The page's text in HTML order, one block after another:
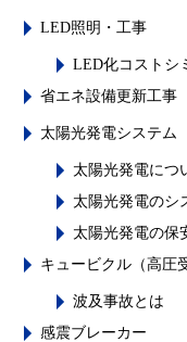
LED照明・工事
LED化コストシ
省エネ設備更新工事
太陽光発電システム
太陽光発電につ
太陽光発電のシ
太陽光発電の保
キュービクル（高圧
波及事故とは
感震ブレーカー